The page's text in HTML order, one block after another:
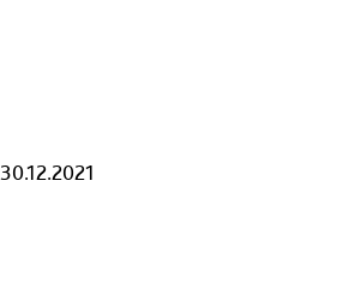
30.12.2021